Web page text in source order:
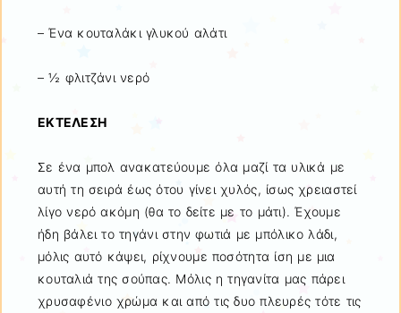
– Ένα κουταλάκι γλυκού αλάτι
– ½ φλιτζάνι νερό
ΕΚΤΕΛΕΣΗ
Σε ένα μπολ ανακατεύουμε όλα μαζί τα υλικά με
αυτή τη σειρά έως ότου γίνει χυλός, ίσως χρειαστεί
λίγο νερό ακόμη (θα το δείτε με το μάτι). Έχουμε
ήδη βάλει το τηγάνι στην φωτιά με μπόλικο λάδι,
μόλις αυτό κάψει, ρίχνουμε ποσότητα ίση με μια
κουταλιά της σούπας. Μόλις η τηγανίτα μας πάρει
χρυσαφένιο χρώμα και από τις δυο πλευρές τότε τις